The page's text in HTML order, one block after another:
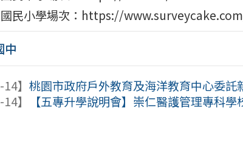
民小學場次：https://
中
14】桃園市政府戶外教育及海洋教育中心委託
】
【五專升學說明會】崇仁醫護管理專科